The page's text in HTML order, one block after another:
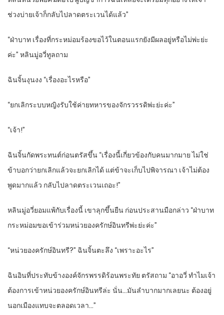
ช่วงบ่ายเจ้าก็กลับไปลาดตระเวนได้แล้ว”
“ฝ่าบาท เรื่องที่กระหม่อมร้องขอไว้ในตอนแรกยังมีผลอยู่หรือไม่พ่ะย่ะ
ค่ะ” หลินมู่อวี่ทูลถาม
ฉินจิ้นงุนงง “เรื่องอะไรหรือ”
“ยกเลิกระบบหญิงรับใช้ค่ายทหารของจักรวรรดิพ่ะย่ะค่ะ”
“เจ้า!”
ฉินจิ้นกัดพระทนต์ก่อนตรัสขึ้น “เรื่องนี้เกี่ยวข้องกับคนมากมาย ไม่ใช่
ข้าบอกว่ายกเลิกแล้วจะยกเลิกได้ แต่ข้าจะเก็บไปพิจารณา เจ้าไม่ต้อง
พูดมากแล้ว กลับไปลาดตระเวนเถอะ!”
หลินมู่อวี่ยอมแพ้กับเรื่องนี้ เขาลุกขึ้นยืน ก่อนประสานมือกล่าว “ฝ่าบาท
กระหม่อมขอเข้าร่วมหน่วยองครักษ์อินทรีพ่ะย่ะค่ะ”
“หน่วยองครักษ์อินทรี?” ฉินจิ้นตะลึง “เพราะอะไร”
ฉินอินที่ประทับข้างองค์จักรพรรดิร้อนพระทัย ตรัสถาม “อาอวี่ ทำไมเจ้า
ต้องการเข้าหน่วยองครักษ์อินทรีล่ะ นั่น…มันลำบากมากเลยนะ ต้องอยู่
นอกเมืองแทบจะตลอดเวลา…”